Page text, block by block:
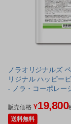
ノラオリジナルズ
リジナル ハッピー
- ノラ・コーポレー
販売価格 ¥19,800
送料無料